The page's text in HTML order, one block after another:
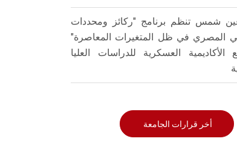
شمس تنظم برنامج "ركائز ومحددات
المصري في ظل المتغيرات المعاصرة"
الأكاديمية العسكرية للدراسات العليا
أخر قرارات الجامعة